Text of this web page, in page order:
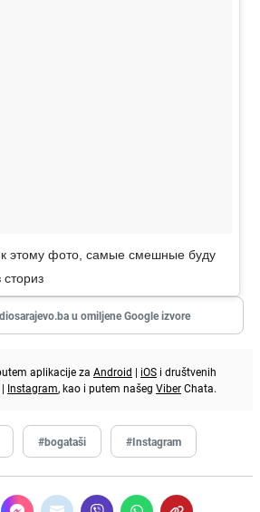
этому фото, самые смешные буду
u omiljene Google izvore
aplikacije za Android | iOS i društvenih
| Instagram, kao i putem našeg ViberChata.
#bogataši #Instagram